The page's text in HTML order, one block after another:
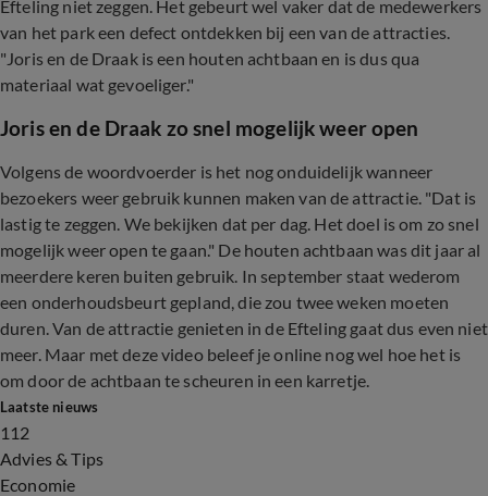
Efteling niet zeggen. Het gebeurt wel vaker dat de medewerkers
van het park een defect ontdekken bij een van de attracties.
"Joris en de Draak is een houten achtbaan en is dus qua
materiaal wat gevoeliger."
Joris en de Draak zo snel mogelijk weer open
Volgens de woordvoerder is het nog onduidelijk wanneer
bezoekers weer gebruik kunnen maken van de attractie. "Dat is
lastig te zeggen. We bekijken dat per dag. Het doel is om zo snel
mogelijk weer open te gaan." De houten achtbaan was dit jaar al
meerdere keren buiten gebruik. In september staat wederom
een onderhoudsbeurt gepland, die zou twee weken moeten
duren. Van de attractie genieten in de Efteling gaat dus even niet
meer. Maar met deze video beleef je online nog wel hoe het is
om door de achtbaan te scheuren in een karretje.
Laatste nieuws
112
Advies & Tips
Economie